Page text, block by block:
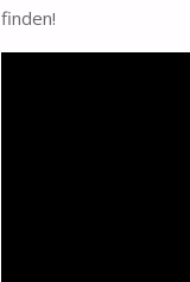
finden!